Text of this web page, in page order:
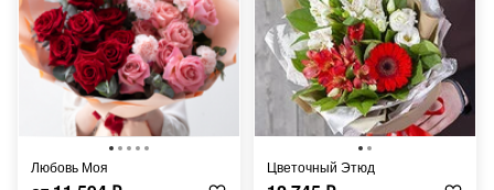
Любовь Моя Цветочный Этюд